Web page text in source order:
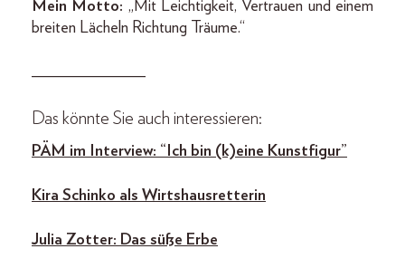
Mein Motto: „Mit Leichtigkeit, Vertrauen und einem
breiten Lächeln Richtung Träume.“
______________
Das könnte Sie auch interessieren:
PÄM im Interview: “Ich bin (k)eine Kunstfigur”
Kira Schinko als Wirtshausretterin
Julia Zotter: Das süße Erbe